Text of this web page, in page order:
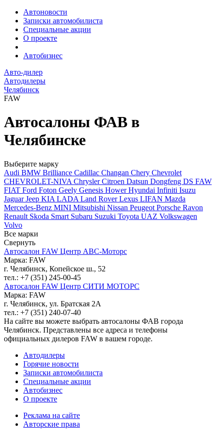
Автоновости
Записки автомобилиста
Специальные акции
О проекте
Автобизнес
Авто-дилер
Автодилеры
Челябинск
FAW
Автосалоны ФАВ в
Челябинске
Выберите марку
Audi BMW Brilliance Cadillac Changan Chery Chevrolet
CHEVROLET-NIVA ChryslerCitroen Datsun Dongfeng DS FAW
FIAT Ford Foton Geely Genesis HowerHyundai Infiniti Isuzu
JaguarJeep KIA LADA Land RoverLexus LIFAN Mazda
Mercedes-Benz MINI Mitsubishi Nissan Peugeot Porsche Ravon
Renault Skoda Smart Subaru Suzuki Toyota UAZ Volkswagen
Volvo
Все марки
Свернуть
Автосалон FAW Центр АВС-Моторс
Марка: FAW
г. Челябинск, Копейское ш., 52
тел.: +7 (351) 245-00-45
Автосалон FAW Центр СИТИ МОТОРС
Марка: FAW
г. Челябинск, ул. Братская 2А
тел.: +7 (351) 240-07-40
На сайте вы можете выбрать автосалоны ФАВ города
Челябинск. Представлены все адреса и телефоны
официальных дилеров FAW в вашем городе.
Автодилеры
Горячие новости
Записки автомобилиста
Специальные акции
Автобизнес
О проекте
Реклама на сайте
Авторские права